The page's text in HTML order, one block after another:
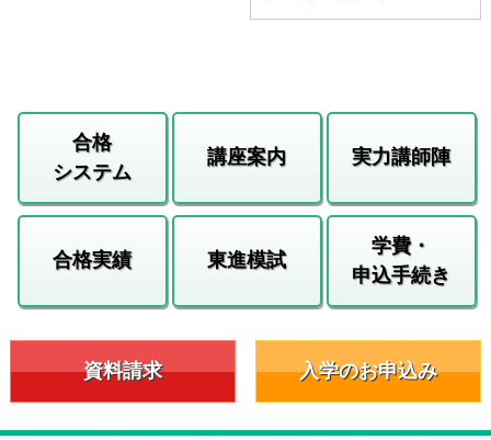
合格
システム
講座案内 実力講師陣
合格実績 東進模試
学費・
申込手続き
資料請求 入学のお申込み